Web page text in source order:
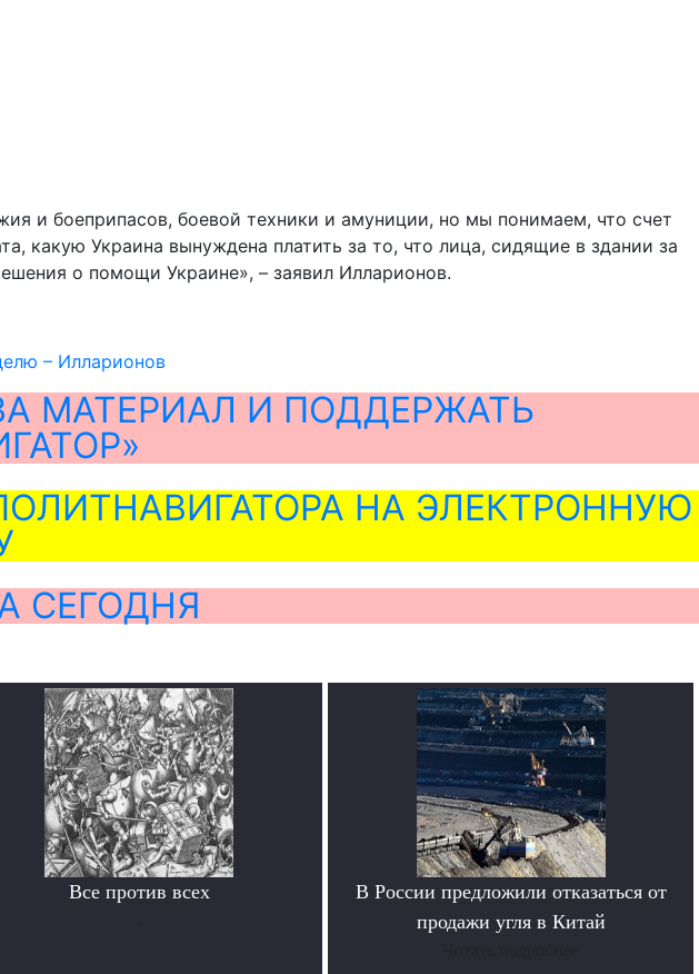
и боеприпасов, боевой техники и амуниции, но мы понимаем, что счет
какую Украина вынуждена платить за то, что лица, сидящие в здании за
о помощи Украине», – заявил Илларионов.
– Илларионов
МАТЕРИАЛ И ПОДДЕРЖАТЬ
НА ЭЛЕКТРОННУЮ
СЕГОДНЯ
Все против всех
В России предложили отказаться от
продажи угля в Китай